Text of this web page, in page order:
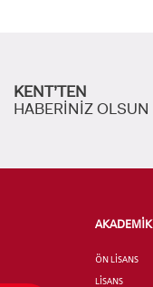
KENT’TEN
HABERİNİZ OLSUN
AKADEMİK
ÖN LİSANS
LİSANS